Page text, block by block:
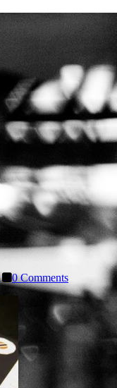
0 Comments